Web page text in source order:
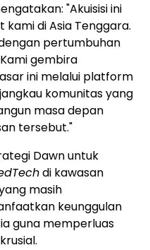
"Akuisisi ini
di Asia Tenggara.
pertumbuhan
gembira
ini melalui platform
komunitas yang
masa depan
tersebut."
Dawn untuk
di kawasan
masih
keunggulan
guna memperluas